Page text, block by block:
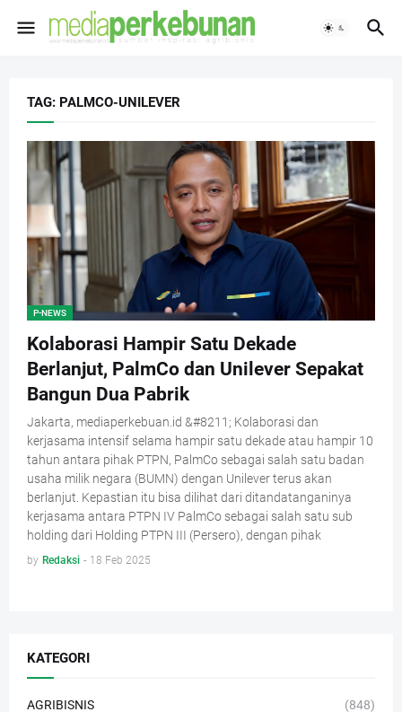
TAG: PALMCO-UNILEVER
P-NEWS
Kolaborasi Hampir Satu Dekade
Berlanjut, PalmCo dan Unilever Sepakat
Bangun Dua Pabrik
Jakarta, mediaperkebuan.id &#8211; Kolaborasi dan
kerjasama intensif selama hampir satu dekade atau hampir 10
tahun antara pihak PTPN, PalmCo sebagai salah satu badan
usaha milik negara (BUMN) dengan Unilever terus akan
berlanjut. Kepastian itu bisa dilihat dari ditandatanganinya
kerjasama antara PTPN IV PalmCo sebagai salah satu sub
holding dari Holding PTPN III (Persero), dengan pihak
by Redaksi - 18 Feb 2025
KATEGORI
AGRIBISNIS (848)